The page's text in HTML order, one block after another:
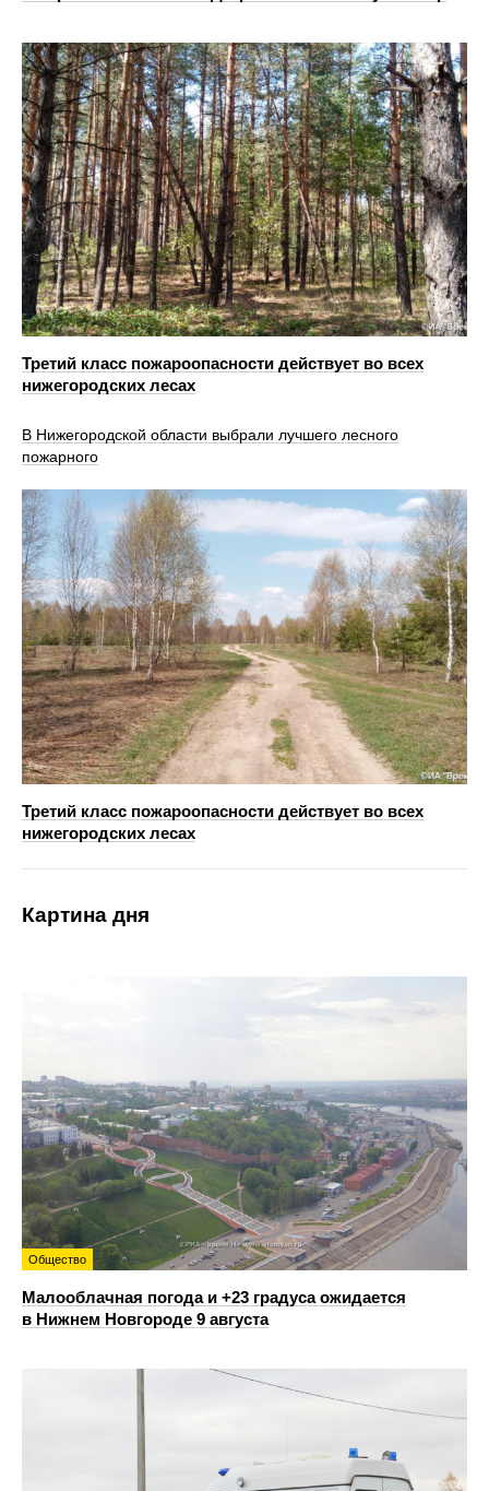
Третий класс пожароопасности действует во всех
нижегородских лесах
В Нижегородской области выбрали лучшего лесного
пожарного
Третий класс пожароопасности действует во всех
нижегородских лесах
Картина дня
Общество
Малооблачная погода и +23 градуса ожидается
в Нижнем Новгороде 9 августа